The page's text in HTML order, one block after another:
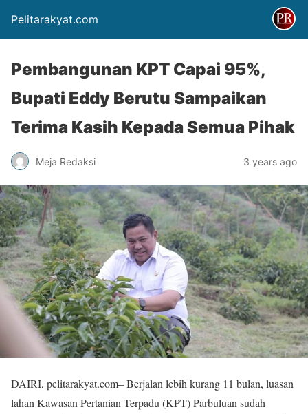
Pelitarakyat.com
Pembangunan KPT Capai 95%,
Bupati Eddy Berutu Sampaikan
Terima Kasih Kepada Semua Pihak
Meja Redaksi 3 years ago
DAIRI, pelitarakyat.com– Berjalan lebih kurang 11 bulan, luasan
lahan Kawasan Pertanian Terpadu (KPT) Parbuluan sudah